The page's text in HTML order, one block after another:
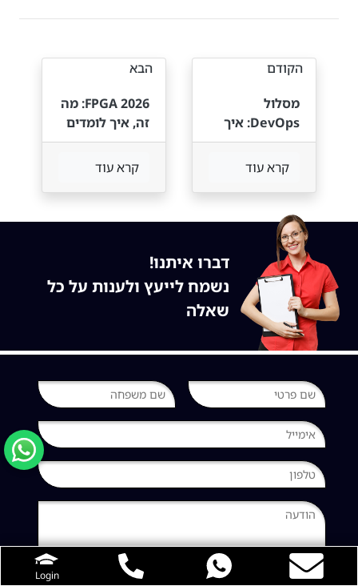
Login
הבא
FPGA 2026: מה
זה, איך לומדים
וכמה מרוויחים
בישראל
קרא עוד
הקודם
מסלול
DevOps: איך
עוברים
ממהנדס/ת
תוכנה ל-
חודשים
קרא עוד
דברו איתנו!
נשמח לייעץ ולענות על כל
שאלה